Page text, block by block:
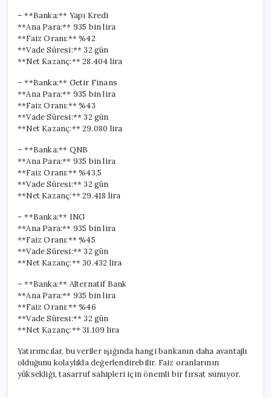
– **Banka:** Yapı Kredi
**Ana Para:** 935 bin lira
**Faiz Oranı:** %42
**Vade Süresi:** 32 gün
**Net Kazanç:** 28.404 lira
– **Banka:** Getir Finans
**Ana Para:** 935 bin lira
**Faiz Oranı:** %43
**Vade Süresi:** 32 gün
**Net Kazanç:** 29.080 lira
– **Banka:** QNB
**Ana Para:** 935 bin lira
**Faiz Oranı:** %43,5
**Vade Süresi:** 32 gün
**Net Kazanç:** 29.418 lira
– **Banka:** ING
**Ana Para:** 935 bin lira
**Faiz Oranı:** %45
**Vade Süresi:** 32 gün
**Net Kazanç:** 30.432 lira
– **Banka:** Alternatif Bank
**Ana Para:** 935 bin lira
**Faiz Oranı:** %46
**Vade Süresi:** 32 gün
**Net Kazanç:** 31.109 lira
Yatırımcılar, bu veriler ışığında hangi bankanın daha avantajlı
olduğunu kolaylıkla değerlendirebilir. Faiz oranlarının
yüksekliği, tasarruf sahipleri için önemli bir fırsat sunuyor.